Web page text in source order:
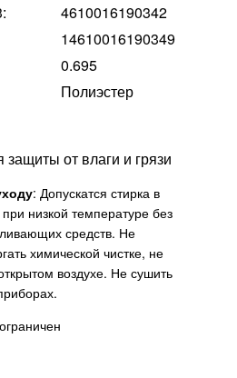
4610016190342
14610016190349
0.695
Полиэстер
от влаги и грязи
: Допускатся стирка в
низкой температуре без
средств. Не
химической чистке, не
воздухе. Не сушить